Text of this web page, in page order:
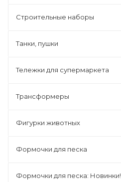
Строительные наборы
Танки, пушки
Тележки для супермаркета
Трансформеры
Фигурки животных
Формочки для песка
Формочки для песка: Новинки!